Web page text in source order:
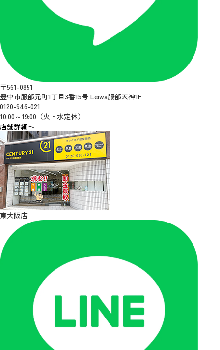
〒561-0851
豊中市服部元町1丁目3番15号 Leiwa服部天神1F
0120-946-021
10:00～19:00（火・水定休）
店舗詳細へ
東大阪店